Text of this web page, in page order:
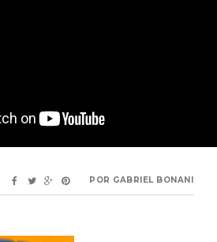
POR GABRIEL BONANI